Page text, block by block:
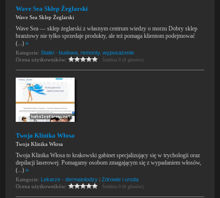
Wave Sea Sklep Żeglarski
Wave Sea Sklep Żeglarski
Wave Sea — sklep żeglarski z własnym centrum wiedzy o morzu Dobry sklep
branżowy nie tylko sprzedaje produkty, ale też pomaga klientom podejmować
(...)»
Kategorie:Statki - budowa, remonty, wyposażenie
Ocena użytkowników:
Średnia 0 (0 głosów)
Twoja Klinika Włosa
Twoja Klinika Włosa
Twoja Klinika Włosa to krakowski gabinet specjalizujący się w trychologii oraz
depilacji laserowej. Pomagamy osobom zmagającym się z wypadaniem włosów,
(...)»
Kategorie: Lekarze - dermatolodzy |Zdrowie i uroda
Ocena użytkowników:
Średnia 0 (0 głosów)